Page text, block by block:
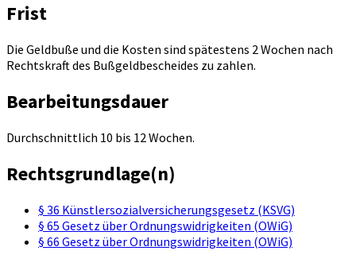
Frist
Die Geldbuße und die Kosten sind spätestens 2 Wochen nach
Rechtskraft des Bußgeldbescheides zu zahlen.
Bearbeitungsdauer
Durchschnittlich 10 bis 12 Wochen.
Rechtsgrundlage(n)
§ 36 Künstlersozialversicherungsgesetz (KSVG)
§ 65 Gesetz über Ordnungswidrigkeiten (OWiG)
§ 66 Gesetz über Ordnungswidrigkeiten (OWiG)